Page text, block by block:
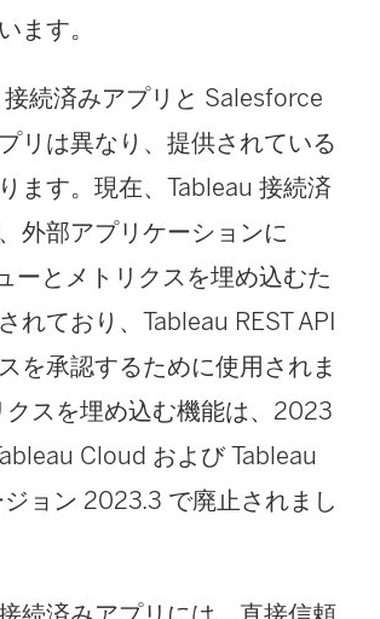
ます。
接続済みアプリと Salesforce
リは異なり、提供されている
ます。現在、Tableau 接続済
外部アプリケーションに
ーとメトリクスを埋め込むた
れており、Tableau REST API
を承認するために使用されま
スを埋め込む機能は、2023
Cloud およびTableau
ョン 2023.3 で廃止されまし